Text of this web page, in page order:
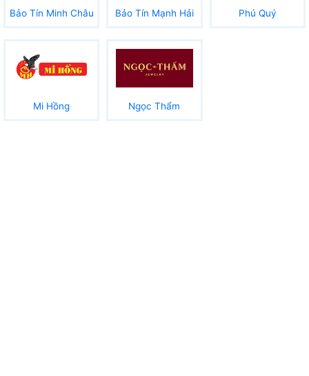
Bảo Tín Minh Châu Bảo Tín Mạnh Hải Phú Quý
Mi Hồng Ngọc Thẩm